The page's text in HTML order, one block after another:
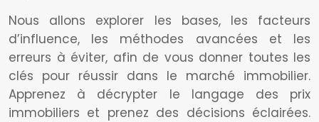
Nous allons explorer les bases, les facteurs
d’influence, les méthodes avancées et les
erreurs à éviter, afin de vous donner toutes les
clés pour réussir dans le marché immobilier.
Apprenez à décrypter le langage des prix
immobiliers et prenez des décisions éclairées.